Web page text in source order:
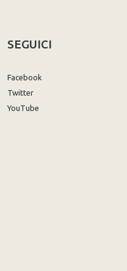
SEGUICI
Facebook
Twitter
YouTube